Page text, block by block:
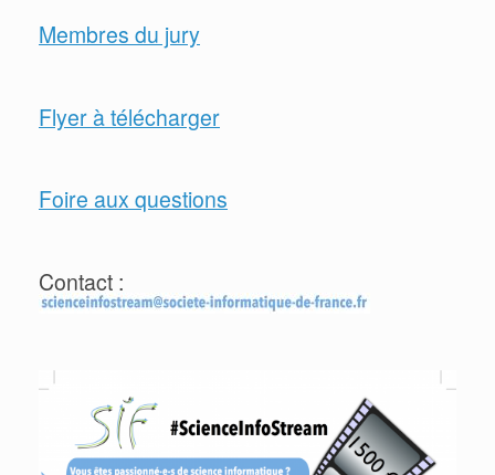
Membres du jury
Flyer à télécharger
Foire aux questions
Contact :